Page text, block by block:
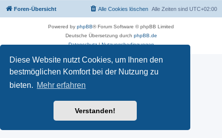
Diese Website nutzt Cookies, um Ihnen den
bestmöglichen Komfort bei der Nutzung zu
bieten. Mehr erfahren
Verstanden!
Foren-Übersicht Alle Zeiten sind UTC+02:00
Alle Cookies löschen
Powered by phpBB® Forum Software © phpBB Limited
Deutsche Übersetzung durch phpBB.de
Datenschutz|Nutzungsbedingungen